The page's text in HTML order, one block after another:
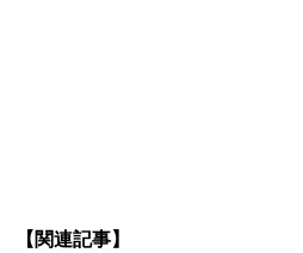
【関連記事】